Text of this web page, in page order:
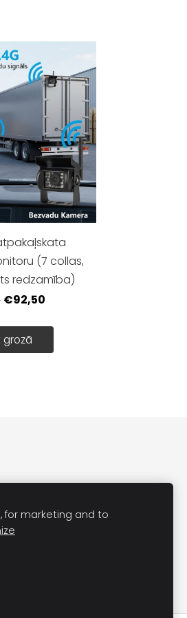
(7 collas,
redzamība)
€92,50
grozā
for marketing and to